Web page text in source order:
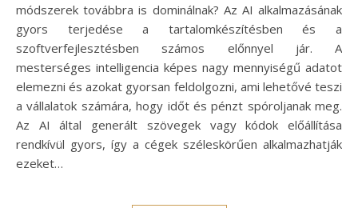
módszerek továbbra is dominálnak? Az AI alkalmazásának
gyors terjedése a tartalomkészítésben és a
szoftverfejlesztésben számos előnnyel jár. A
mesterséges intelligencia képes nagy mennyiségű adatot
elemezni és azokat gyorsan feldolgozni, ami lehetővé teszi
a vállalatok számára, hogy időt és pénzt spóroljanak meg.
Az AI által generált szövegek vagy kódok előállítása
rendkívül gyors, így a cégek széleskörűen alkalmazhatják
ezeket…